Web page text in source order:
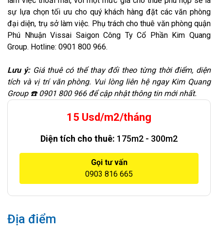
sự lựa chọn tối ưu cho quý khách hàng đặt các văn phòng
đại diện, trụ sở làm việc. Phụ trách cho thuê văn phòng quận
Phú Nhuận Vissai Saigon Công Ty Cổ Phần Kim Quang
Group. Hotline: 0901 800 966.
Lưu ý: Giá thuê có thể thay đổi theo từng thời điểm, diện
tích và vị trí văn phòng. Vui lòng liên hệ ngay Kim Quang
Group ☎️ 0901 800 966 để cập nhật thông tin mới nhất.
15 Usd/m2/tháng
Diện tích cho thuê: 175m2 - 300m2
Gọi tư vấn
0903 816 665
Địa điểm